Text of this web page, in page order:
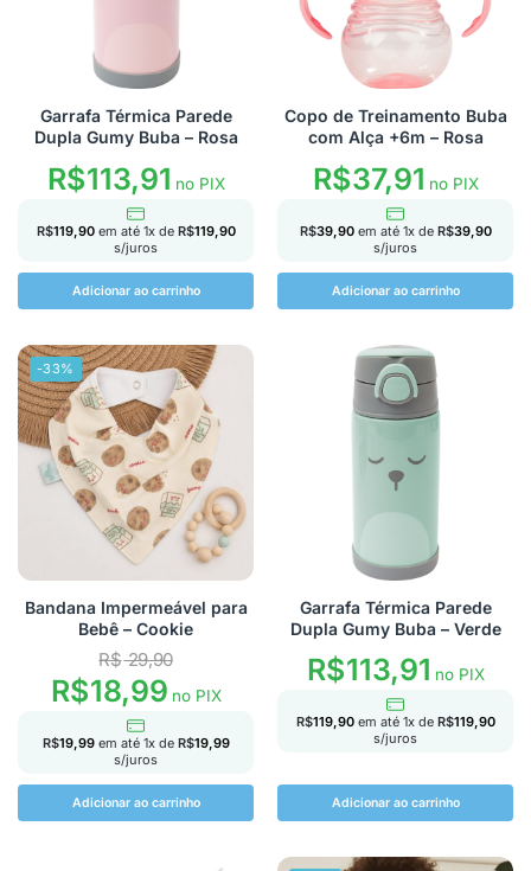
Garrafa Térmica Parede
Dupla Gumy Buba – Rosa
R$113,91 no PIX
R$119,90 em até 1x de R$119,90
s/juros
Adicionar ao carrinho
Copo de Treinamento Buba
com Alça +6m – Rosa
R$37,91 no PIX
R$39,90 em até 1x de R$39,90
s/juros
Adicionar ao carrinho
-33%
Bandana Impermeável para
Bebê – Cookie
R$29,90
R$18,99no PIX
R$19,99 em até 1x de R$19,99
s/juros
Adicionar ao carrinho
Garrafa Térmica Parede
Dupla Gumy Buba – Verde
R$113,91 no PIX
R$119,90 em até 1x de R$119,90
s/juros
Adicionar ao carrinho